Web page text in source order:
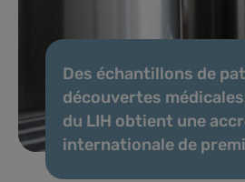
Des échantillons de
découvertes
du LIH obtient une
internationale de